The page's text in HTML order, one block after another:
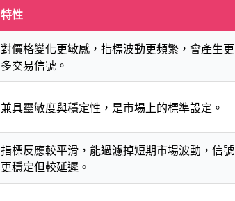
特性
對價格變化更敏感，指標波動更頻繁，會產生更
多交易信號。
兼具靈敏度與穩定性，是市場上的標準設定。
指標反應較平滑，能過濾掉短期市場波動，信號
更穩定但較延遲。